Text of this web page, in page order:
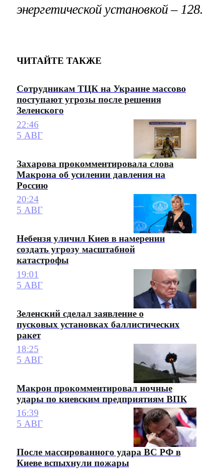
энергетической установкой – 128.
ЧИТАЙТЕ ТАКЖЕ
Сотрудникам ТЦК на Украине массово
поступают угрозы после решения
Зеленского
22:46
5 АВГ
Захарова прокомментировала слова
Макрона об усилении давления на
Россию
20:24
5 АВГ
Небензя уличил Киев в намерении
создать угрозу масштабной
катастрофы
19:01
5 АВГ
Зеленский сделал заявление о
пусковых установках баллистических
ракет
18:25
5 АВГ
Макрон прокомментировал ночные
удары по киевским предприятиям ВПК
16:39
5 АВГ
После массированного удара ВС РФ в
Киеве вспыхнули пожары